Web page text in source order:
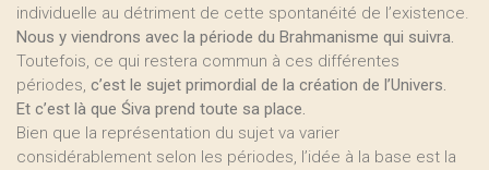
individuelle au détriment de cette spontanéité de l’existence.
Nous y viendrons avec la période du Brahmanisme qui suivra.
Toutefois, ce qui restera commun à ces différentes
périodes, c’est le sujet primordial de la création de l’Univers.
Et c’est là que Śiva prend toute sa place.
Bien que la représentation du sujet va varier
considérablement selon les périodes, l’idée à la base est la